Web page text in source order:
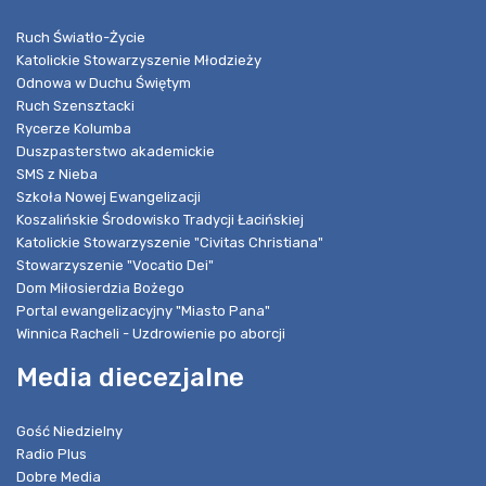
Ruch Światło-Życie
Katolickie Stowarzyszenie Młodzieży
Odnowa w Duchu Świętym
Ruch Szensztacki
Rycerze Kolumba
Duszpasterstwo akademickie
SMS z Nieba
Szkoła Nowej Ewangelizacji
Koszalińskie Środowisko Tradycji Łacińskiej
Katolickie Stowarzyszenie "Civitas Christiana"
Stowarzyszenie "Vocatio Dei"
Dom Miłosierdzia Bożego
Portal ewangelizacyjny "Miasto Pana"
Winnica Racheli - Uzdrowienie po aborcji
Media diecezjalne
Gość Niedzielny
Radio Plus
Dobre Media